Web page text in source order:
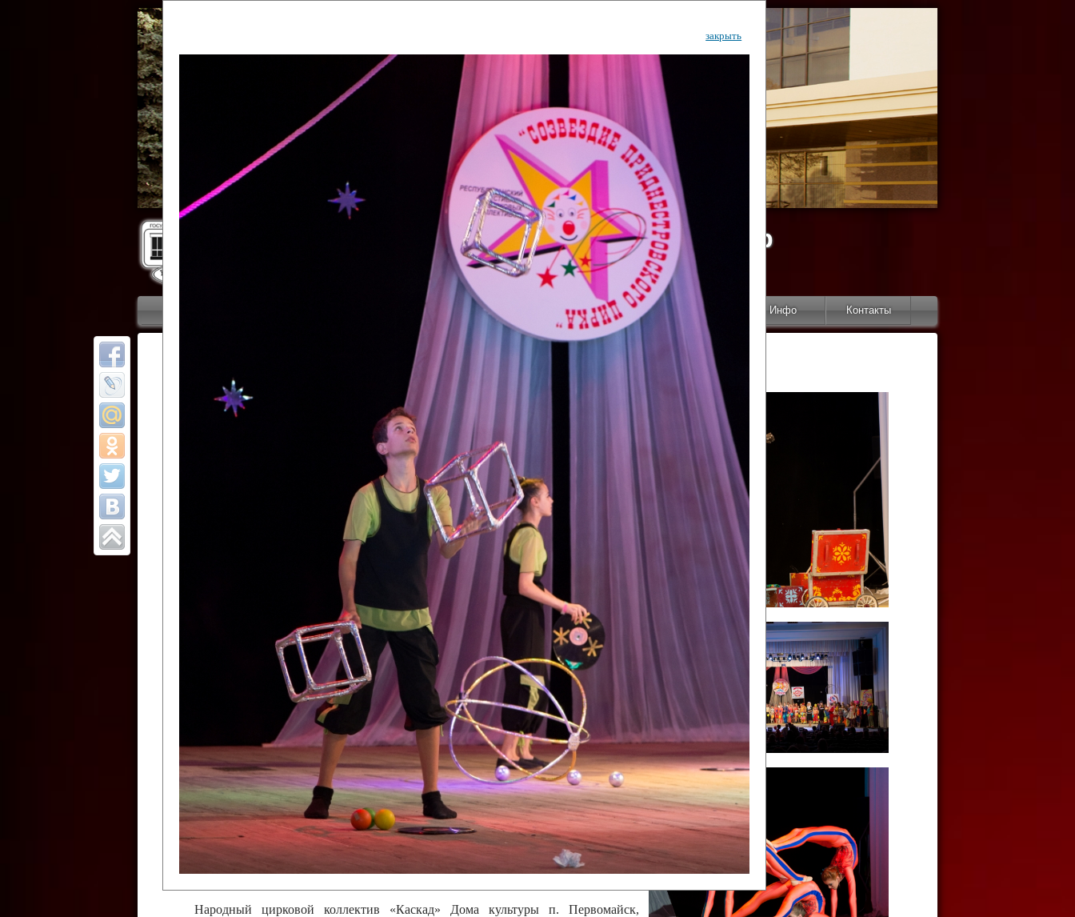
Государственный культурный центр
Дворец Республики
Новости Арт-монитор Арт-прожектор Инфо Контакты
ОТЧЕТЫ ГКЦ "ДВОРЕЦ РЕСПУБЛИКИ"
закрыть
Все отчеты
Финал Республиканского фестиваля
цирковых коллективов "Созвездие
Приднестровского цирка"
Образцовый эстрадно-цирковой коллектив «Ровесник» Дом культуры с.
Протягайловка, г. Бендеры , руководитель Рогожинер Светлана Георгиевна
Народный цирковой клоунский коллектив «Шари-вари» МУ «Культурно-
досуговый центр «Шелковик» г.Бендеры, руководители Отличные работники
культуры Приднестровской Молдавской Республики Алёна Александровна и
Народный цирковой коллектив «Энтузиасты» Дома культуры с. Делакеу,
Григориопольского района, руководитель Отличный работник культуры
Приднестровской Молдавской Республики Пётр Петрович Дижмару;
Народный цирковой коллектив «Сперанца» Дома культуры посёлка Красное,
Слободзейского района, руководитель Отличный работник культуры
Приднестровской Молдавской Республики Анжела Владимировна
Казавчинская;
Образцовый эстрадно-цирковой коллектив «Алегро» Дома детско –юношеского
творчества с. Чобручи, Слободзейского района, руководитель Хачатурян Юрий
Владимирович;
Образцовый цирковой коллектив «Радуга» Городской дворец культуры г.
Тирасполь, руководитель Отличный работник культуры Приднестровской
Молдавской Республики Николай Юрьевич Елистратов;
Народный цирковой коллектив «Каскад» Дома культуры п. Первомайск,